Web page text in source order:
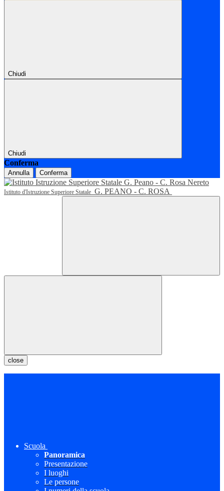
Chiudi
Chiudi
Conferma
Annulla Conferma
Istituto d'Istruzione Superiore Statale G. PEANO - C. ROSA
close
Scuola
Panoramica
Presentazione
I luoghi
Le persone